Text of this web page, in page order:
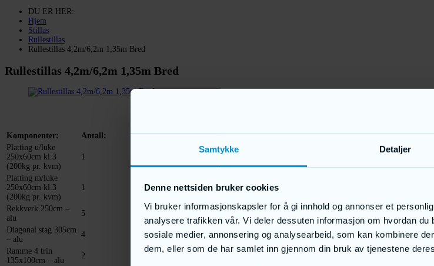
Samtykke Detaljer
Denne nettsiden bruker cookies
Vi bruker informasjonskapsler for å gi innhold og annonser et
analysere trafikken vår. Vi deler dessuten informasjon om hvordan
sosiale medier, annonsering og analysearbeid, som kan kombinere
dem, eller som de har samlet inn gjennom din bruk av tjenestene
DU ER HER:
Hjem
Stillas
Rullestillas
Rullestillas 4,2m/6,2m 1,35m Bred
Rullestillas 4,2m/6,2m 1,35m Bred
Komponenter:
Antall:
Platting u/luke
250x60cm kl.3
(200kg pr. kvm)
1
Platting m/luke
250x60cm kl.3
(200kg pr. kvm)
1
Rekkverk 250cm –
alu
5
Diagonal stag 305cm
– alu
4
Ramme 4 trin
135x100cm – alu
2